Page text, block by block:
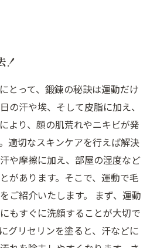
！
とって、鍛錬の秘訣は運動だけ
の汗や埃、そして皮脂に加え、
より、顔の肌荒れやニキビが発
適切なスキンケアを行えば解決
や摩擦に加え、部屋の湿度など
があります。そこで、運動で毛
ご紹介いたします。 まず、運動
もすぐに洗顔することが大切で
グリセリンを塗ると、汗などに